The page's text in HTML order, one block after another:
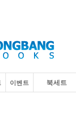
이벤트 북세트